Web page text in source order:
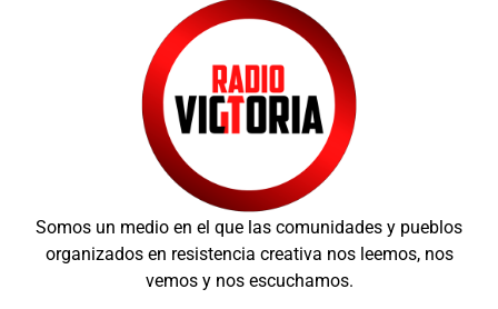
Somos un medio en el que las comunidades y pueblos
organizados en resistencia creativa nos leemos, nos
vemos y nos escuchamos.